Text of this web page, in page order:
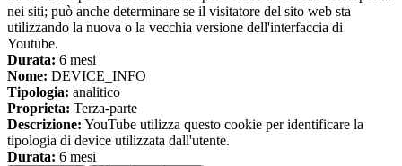
nei siti; può anche determinare se il visitatore del sito web sta
utilizzando la nuova o la vecchia versione dell'interfaccia di
Youtube.
Durata: 6 mesi
Nome: DEVICE_INFO
Tipologia: analitico
Proprieta: Terza-parte
Descrizione: YouTube utilizza questo cookie per identificare la
tipologia di device utilizzata dall'utente.
Durata: 6 mesi